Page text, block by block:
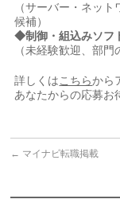
（サーバー・ネッ
候補）
◆制御・組込みソフ
（未経験歓迎、部門
詳しくはこちらから
あなたからの応募お
← マイナビ転職掲載